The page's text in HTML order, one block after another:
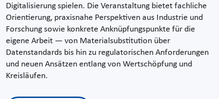
Digitalisierung spielen. Die Veranstaltung bietet fachliche
Orientierung, praxisnahe Perspektiven aus Industrie und
Forschung sowie konkrete Anknüpfungspunkte für die
eigene Arbeit — von Materialsubstitution über
Datenstandards bis hin zu regulatorischen Anforderungen
und neuen Ansätzen entlang von Wertschöpfung und
Kreisläufen.